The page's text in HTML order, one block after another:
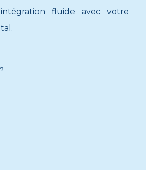
fluide avec votre